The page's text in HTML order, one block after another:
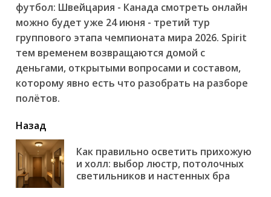
футбол: Швейцария - Канада смотреть онлайн
можно будет уже 24 июня - третий тур
группового этапа чемпионата мира 2026. Spirit
тем временем возвращаются домой с
деньгами, открытыми вопросами и составом,
которому явно есть что разобрать на разборе
полётов.
читать
еще
Назад
Как правильно осветить прихожую
и холл: выбор люстр, потолочных
светильников и настенных бра